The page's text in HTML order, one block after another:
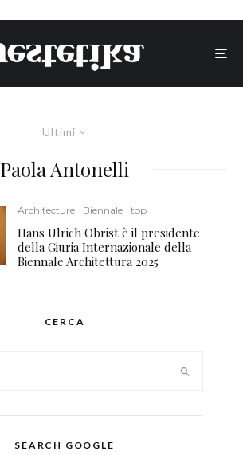
Ultimi
Paola Antonelli
Architecture Biennale top
Hans Ulrich Obrist è il presidente
della Giuria Internazionale della
Biennale Architettura 2025
CERCA
SEARCH GOOGLE